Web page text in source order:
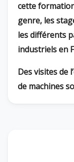
cette
genre, les
lesdifférents
industriels en
Des visites de
de machines